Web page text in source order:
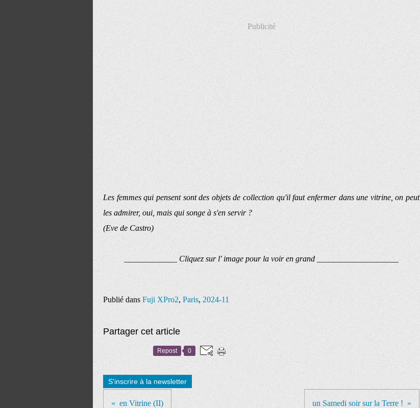
Publicité
Les femmes qui pensent sont des objets de collection qu'il faut enfermer dans une vitrine, on peut
les admirer, oui, mais qui songe à s'en servir ?
(Eve de Castro)
_____________ Cliquez sur l' image pour la voir en grand ____________________
Publié dans Fuji XPro2,Paris,2024-11
Partager cet article
Repost 0
S'inscrire à la newsletter
en Vitrine (II) un Samedi soir sur la Terre !